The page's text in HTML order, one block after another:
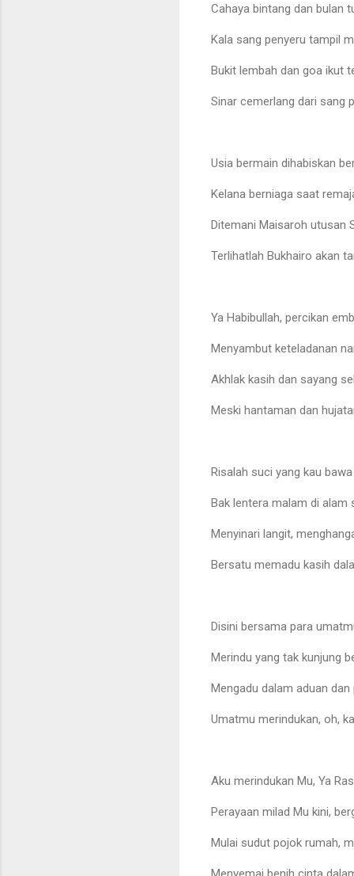
Cahaya bintang dan bulan
Kala sang penyeru tampil
Bukit lembah dan goa ikut
Sinar cemerlang dari sang
Usia bermain dihabiskan
Kelana berniaga saat
Ditemani Maisaroh utusan
Terlihatlah Bukhairo akan
Ya Habibullah, percikan
Menyambut keteladanan
Akhlak kasih dan sayang
Meski hantaman dan
Risalah suci yang kau
Bak lentera malam di alam
Menyinari langit,
Bersatu memadu kasih
Disini bersama para
Merindu yang tak kunjung
Mengadu dalam aduan dan
Umatmu merindukan, oh,
Aku merindukan Mu, Ya
Perayaan milad Mu kini,
Mulai sudut pojok rumah,